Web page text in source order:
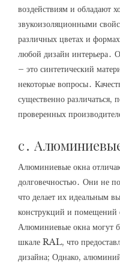
воздействиям и обладают
звукоизоляционными
различных цветах и
любой дизайн интерьера․
– это синтетический
некоторые вопросы․
существенно различаться,
проверенных
c․
Алюминиевые окна
долговечностью․ Они не
что делает их идеальным
конструкций и
Алюминиевые окна могут
шкале RAL, что
дизайна; Однако,